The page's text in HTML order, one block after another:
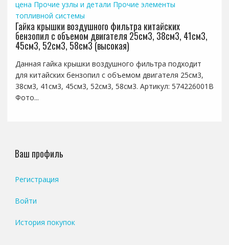
цена Прочие узлы и детали Прочие элементы
топливной системы
Гайка крышки воздушного фильтра китайских
бензопил с объемом двигателя 25см3, 38см3, 41см3,
45см3, 52см3, 58см3 (высокая)
Данная гайка крышки воздушного фильтра подходит
для китайских бензопил с объемом двигателя 25см3,
38см3, 41см3, 45см3, 52см3, 58см3. Артикул: 574226001B
Фото...
Ваш профиль
Регистрация
Войти
История покупок